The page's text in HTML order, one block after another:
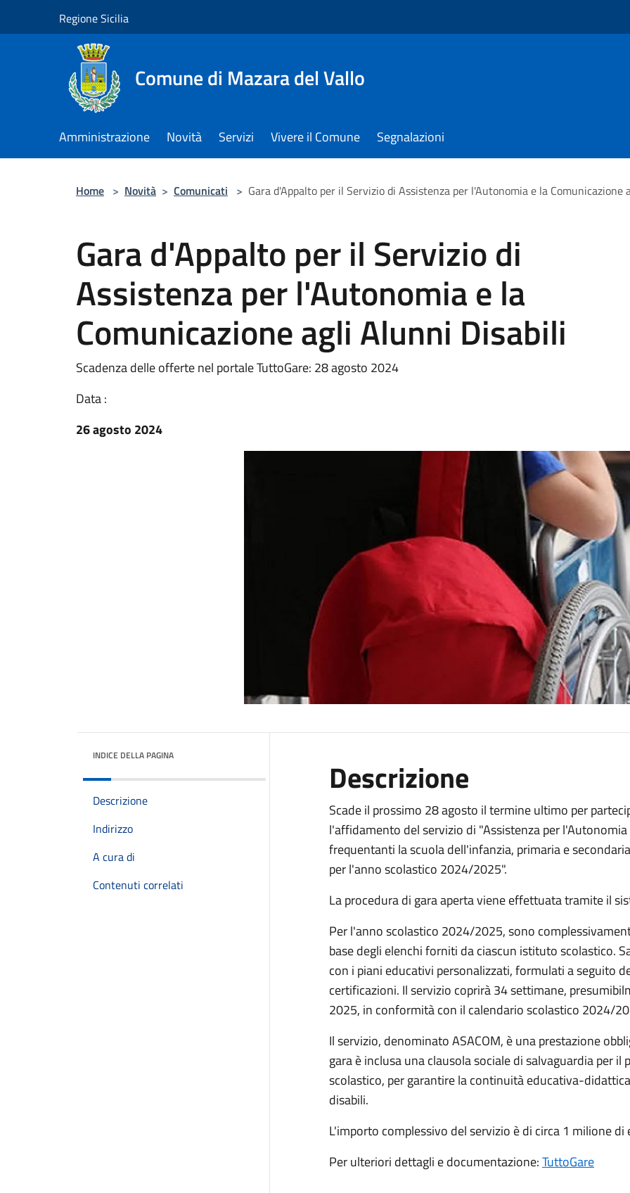
Regione Sicilia
Comune di Mazara del Vallo
Amministrazione Novità Servizi Vivere il Comune Segnalazioni
Home > Novità > Comunicati > Gara d'Appalto per il Servizio di Assistenza per l'Autonomia e la Comunicazione
Gara d'Appalto per il Servizio di
Assistenza per l'Autonomia e la
Comunicazione agli Alunni Disabili
Scadenza delle offerte nel portale TuttoGare: 28 agosto 2024
Data :
26 agosto 2024
INDICE DELLA PAGINA
Descrizione
Indirizzo
A cura di
Contenuti correlati
Descrizione
Scade il prossimo 28 agosto il termine ultimo per
l'affidamento del servizio di "Assistenza per
frequentanti la scuola dell'infanzia, primaria e
per l'anno scolastico 2024/2025".
La procedura di gara aperta viene effettuata tramite il
Per l'anno scolastico 2024/2025, sono
base degli elenchi forniti da ciascun istituto scolastico.
con i piani educativi personalizzati, formulati a seguito
certificazioni. Il servizio coprirà 34 settimane,
2025, in conformità con il calendario scolastico 2024/
Il servizio, denominato ASACOM, è una prestazione
gara è inclusa una clausola sociale di salvaguardia per
scolastico, per garantire la continuità educativa-
disabili.
L'importo complessivo del servizio è di circa 1 milione di
Per ulteriori dettagli e documentazione:TuttoGare